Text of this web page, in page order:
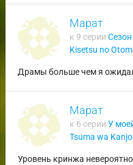
Марат
к 9 серии
Kisetsu no
Драмы больше чем я
Марат
к 6 серии У
Tsuma wa
Уровень кринжа